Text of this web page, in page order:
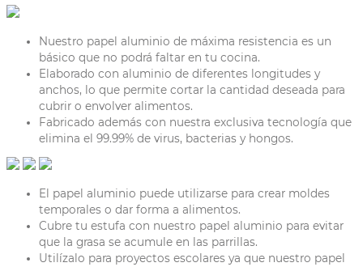
Nuestro papel aluminio de máxima resistencia es un
básico que no podrá faltar en tu cocina.
Elaborado con aluminio de diferentes longitudes y
anchos, lo que permite cortar la cantidad deseada para
cubrir o envolver alimentos.
Fabricado además con nuestra exclusiva tecnología que
elimina el 99.99% de virus, bacterias y hongos.
El papel aluminio puede utilizarse para crear moldes
temporales o dar forma a alimentos.
Cubre tu estufa con nuestro papel aluminio para evitar
que la grasa se acumule en las parrillas.
Utilízalo para proyectos escolares ya que nuestro papel